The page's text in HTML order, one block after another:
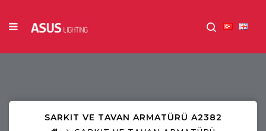
SARKIT VE TAVAN ARMATÜRÜ A2382